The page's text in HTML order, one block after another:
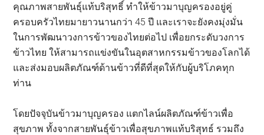
คุณภาพสายพันธุ์แท้บริสุทธิ์ ทำให้ข้าวมาบุญครองอยู่คู่
ครอบครัวไทยมายาวนานกว่า 45 ปี และเราจะยังคงมุ่งมั่น
ในการพัฒนาวงการข้าวของไทยต่อไป เพื่อยกระดับวงการ
ข้าวไทย ให้สามารถแข่งขันในอุตสาหกรรมข้าวของโลกได้
และส่งมอบผลิตภัณฑ์ด้านข้าวที่ดีที่สุดให้กับผู้บริโภคทุก
ท่าน
โดยปัจจุบันข้าวมาบุญครอง แตกไลน์ผลิตภัณฑ์ข้าวเพื่อ
สุขภาพ ทั้งจากสายพันธุ์ข้าวเพื่อสุขภาพแท้บริสุทธ์ รวมถึง